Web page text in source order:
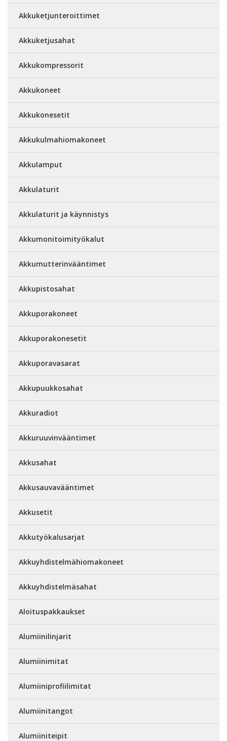
Akkuketjunteroittimet
Akkuketjusahat
Akkukompressorit
Akkukoneet
Akkukonesetit
Akkukulmahiomakoneet
Akkulamput
Akkulaturit
Akkulaturit ja käynnistys
Akkumonitoimityökalut
Akkumutterinvääntimet
Akkupistosahat
Akkuporakoneet
Akkuporakonesetit
Akkuporavasarat
Akkupuukkosahat
Akkuradiot
Akkuruuvinvääntimet
Akkusahat
Akkusauvavääntimet
Akkusetit
Akkutyökalusarjat
Akkuyhdistelmähiomakoneet
Akkuyhdistelmäsahat
Aloituspakkaukset
Alumiinilinjarit
Alumiinimitat
Alumiiniprofiilimitat
Alumiinitangot
Alumiiniteipit